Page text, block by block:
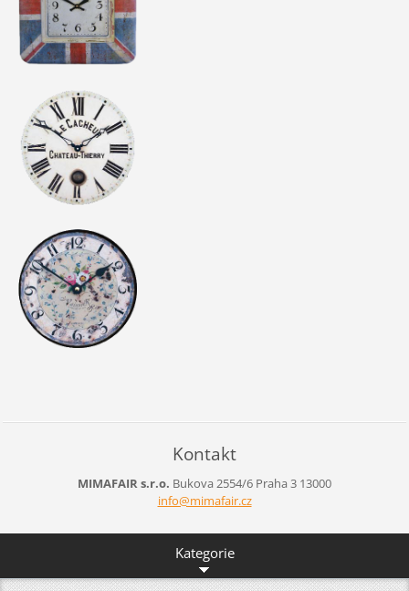
Kontakt
MIMAFAIR s.r.o. Bukova 2554/6 Praha 3 13000
info@mimafair.cz
Kategorie